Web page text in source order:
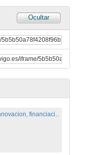
Ocultar
Plantica - Quenda de cuestións do xurado
gañadores